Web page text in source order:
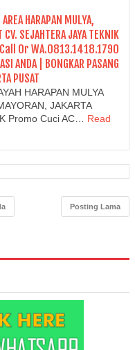
HARAPAN MULYA,
CV. SEJAHTERA JAYA TEKNIK
Or WA.0813.1418.1790
ANDA | BONGKAR PASANG
PUSAT
HARAPAN MULYA
JAKARTA
Promo Cuci AC…
Read
Posting Lama